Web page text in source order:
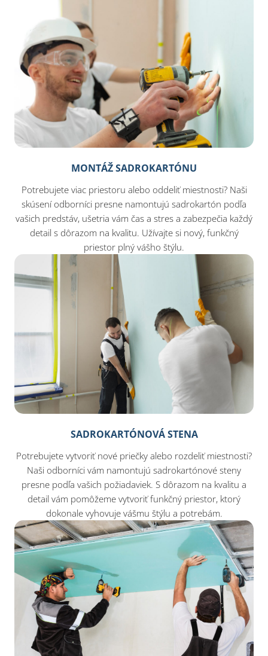
MONTÁŽ SADROKARTÓNU
Potrebujete viac priestoru alebo oddeliť miestnosti? Naši
skúsení odborníci presne namontujú sadrokartón podľa
vašich predstáv, ušetria vám čas a stres a zabezpečia každý
detail s dôrazom na kvalitu. Užívajte si nový, funkčný
priestor plný vášho štýlu.
SADROKARTÓNOVÁ STENA
Potrebujete vytvoriť nové priečky alebo rozdeliť miestnosti?
Naši odborníci vám namontujú sadrokartónové steny
presne podľa vašich požiadaviek. S dôrazom na kvalitu a
detail vám pomôžeme vytvoriť funkčný priestor, ktorý
dokonale vyhovuje vášmu štýlu a potrebám.